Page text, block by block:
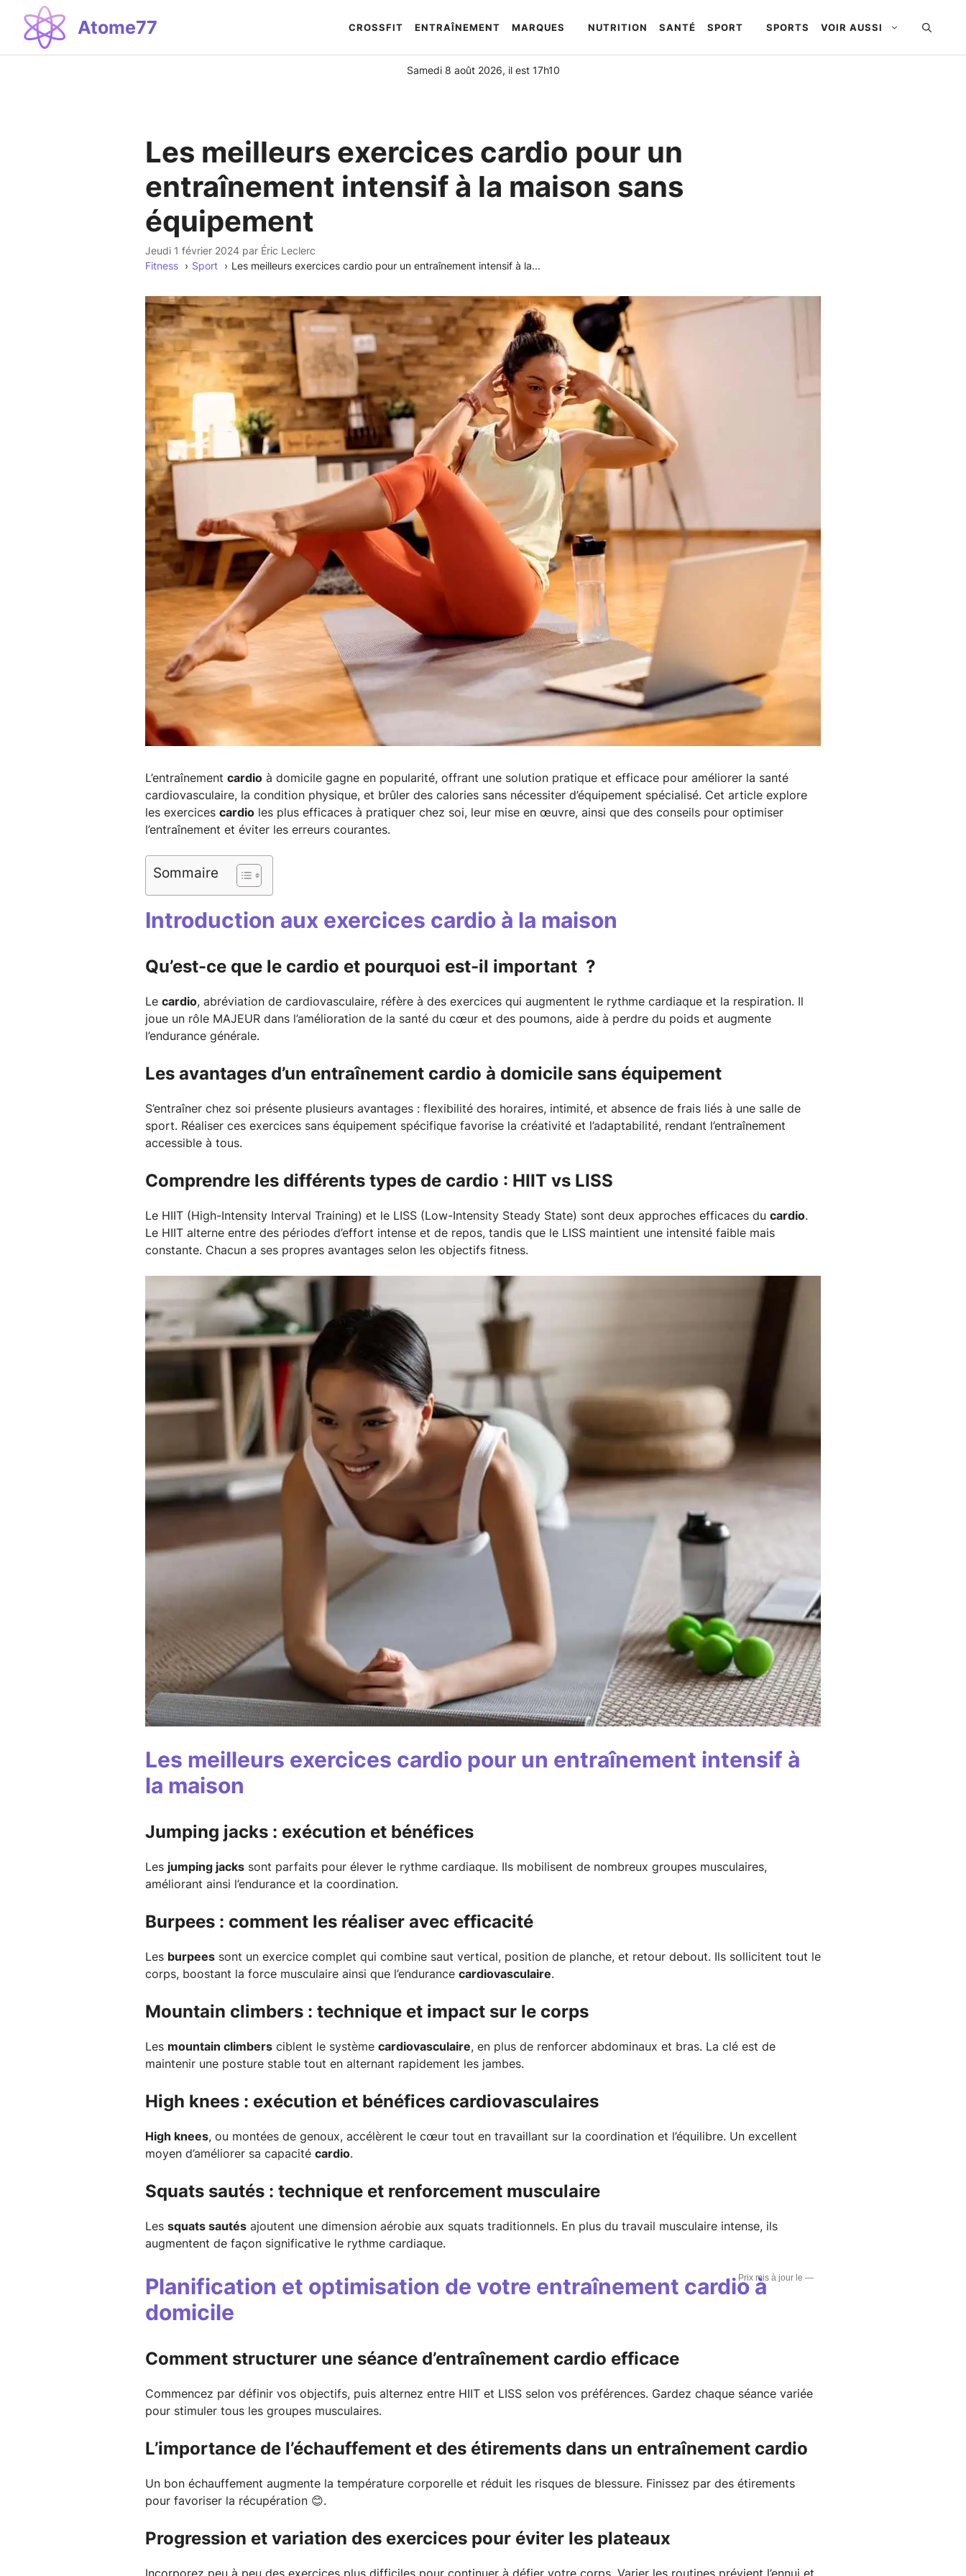
contenu
Atome77 CROSSFIT ENTRAÎNEMENT MARQUES NUTRITION SANTÉ SPORT SPORTS
Automatically
Hierarchic
2.1.0
Author:
Docs:
https://atakanau.blogspot.com/2021/01/automatic-
category-
menu-
wp-
plugin.html
|
Active
Theme:
GeneratePress
Child
(template)
|
Parent
GeneratePress
(generatepress)
VOIR AUSSI
Samedi 8 août 2026, il est 17h10
Les meilleurs exercices cardio pour un
entraînement intensif à la maison sans
équipement
jeudi 1 février 2024 par Éric Leclerc
Fitness Sport Les meilleurs exercices cardio pour un entraînement intensif à la...
L’entraînement cardio à domicile gagne en popularité, offrant une solution pratique et efficace pour améliorer la santé
cardiovasculaire, la condition physique, et brûler des calories sans nécessiter d’équipement spécialisé. Cet article explore
les exercices cardio les plus efficaces à pratiquer chez soi, leur mise en œuvre, ainsi que des conseils pour optimiser
l’entraînement et éviter les erreurs courantes.
Sommaire
Introduction aux exercices cardio à la maison
Qu’est-ce que le cardio et pourquoi est-il important ?
Le cardio, abréviation de cardiovasculaire, réfère à des exercices qui augmentent le rythme cardiaque et la respiration. Il
joue un rôle MAJEUR dans l’amélioration de la santé du cœur et des poumons, aide à perdre du poids et augmente
l’endurance générale.
Les avantages d’un entraînement cardio à domicile sans équipement
S’entraîner chez soi présente plusieurs avantages : flexibilité des horaires, intimité, et absence de frais liés à une salle de
sport. Réaliser ces exercices sans équipement spécifique favorise la créativité et l’adaptabilité, rendant l’entraînement
accessible à tous.
Comprendre les différents types de cardio : HIIT vs LISS
Le HIIT (High-Intensity Interval Training) et le LISS (Low-Intensity Steady State) sont deux approches efficaces du cardio.
Le HIIT alterne entre des périodes d’effort intense et de repos, tandis que le LISS maintient une intensité faible mais
constante. Chacun a ses propres avantages selon les objectifs fitness.
Les meilleurs exercices cardio pour un entraînement intensif à
la maison
Jumping jacks : exécution et bénéfices
Les jumping jacks sont parfaits pour élever le rythme cardiaque. Ils mobilisent de nombreux groupes musculaires,
améliorant ainsi l’endurance et la coordination.
Burpees : comment les réaliser avec efficacité
Les burpees sont un exercice complet qui combine saut vertical, position de planche, et retour debout. Ils sollicitent tout le
corps, boostant la force musculaire ainsi que l’endurance cardiovasculaire.
Mountain climbers : technique et impact sur le corps
Les mountain climbers ciblent le système cardiovasculaire, en plus de renforcer abdominaux et bras. La clé est de
maintenir une posture stable tout en alternant rapidement les jambes.
High knees : exécution et bénéfices cardiovasculaires
High knees, ou montées de genoux, accélèrent le cœur tout en travaillant sur la coordination et l’équilibre. Un excellent
moyen d’améliorer sa capacité cardio.
Squats sautés : technique et renforcement musculaire
Les squats sautés ajoutent une dimension aérobie aux squats traditionnels. En plus du travail musculaire intense, ils
augmentent de façon significative le rythme cardiaque.
—
Planification et optimisation de votre entraînement cardio à
domicile
Comment structurer une séance d’entraînement cardio efficace
Commencez par définir vos objectifs, puis alternez entre HIIT et LISS selon vos préférences. Gardez chaque séance variée
pour stimuler tous les groupes musculaires.
L’importance de l’échauffement et des étirements dans un entraînement cardio
Un bon échauffement augmente la température corporelle et réduit les risques de blessure. Finissez par des étirements
pour favoriser la récupération 😊.
Progression et variation des exercices pour éviter les plateaux